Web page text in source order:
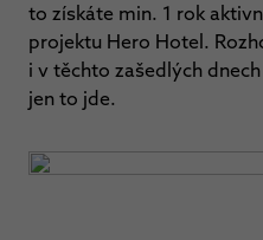
to získáte min. 1 rok
projektu Hero Hotel.
i v těchto zašedlých
jen to jde.